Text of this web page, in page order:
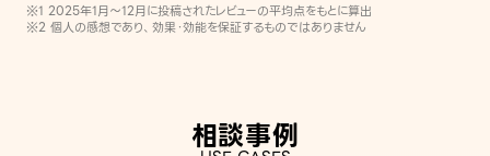
※1 2025年1月〜12月に投稿されたレビューの平均点をもとに算出
※2 個人の感想であり、効果・効能を保証するものではありません
相談事例